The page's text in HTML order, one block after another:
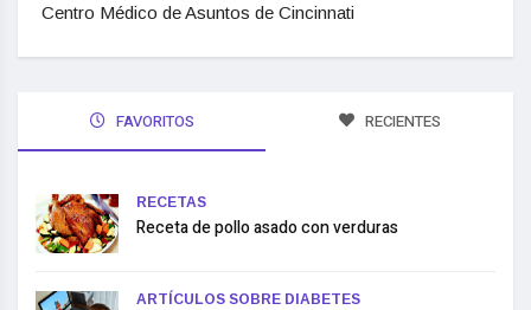
Centro Médico de Asuntos de Cincinnati
FAVORITOS RECIENTES
RECETAS
Receta de pollo asado con verduras
ARTÍCULOS SOBRE DIABETES